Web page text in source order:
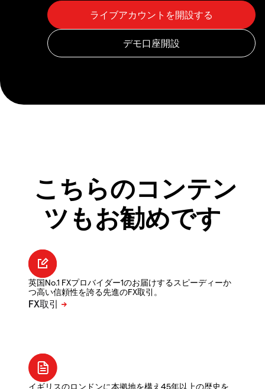
こちらのコンテン
ツもお勧めです
英国No.1 FXプロバイダー1のお届けするスピーディーか
つ高い信頼性を誇る先進のFX取引。
イギリスのロンドンに本拠地を構え45年以上の歴史を